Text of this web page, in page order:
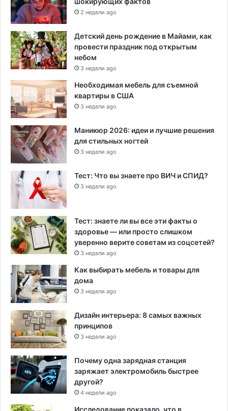
2 недели ago
Детский день рождение в Майами, как
провести праздник под открытым
небом
3 недели ago
Необходимая мебель для съемной
квартиры в США
3 недели ago
Маникюр 2026: идеи и лучшие решения
для стильных ногтей
3 недели ago
Тест: Что вы знаете про ВИЧ и СПИД?
3 недели ago
Тест: знаете ли вы все эти факты о
здоровье — или просто слишком
уверенно верите советам из соцсетей?
3 недели ago
Как выбирать мебель и товары для
дома
3 недели ago
Дизайн интерьера: 8 самых важных
принципов
3 недели ago
Почему одна зарядная станция
заряжает электромобиль быстрее
другой?
4 недели ago